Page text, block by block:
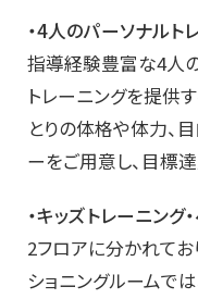
・4人のパーソナルト
指導経験豊富な4人
トレーニングを提供
とりの体格や体力、
ーをご用意し、目標
・キッズトレーニング
2フロアに分かれてお
ショニングルームで